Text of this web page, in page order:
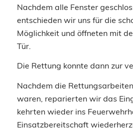
Nachdem alle Fenster
entschieden wir uns für die
Möglichkeit und öffneten mit
Tür.
Die Rettung konnte dann zur
Nachdem die
waren, reparierten wir das
kehrten wieder ins
Einsatzbereitschaft